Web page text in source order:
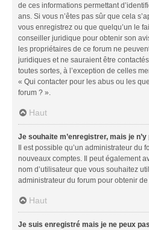
de ces informations permettant
ans. Si vous n’êtes pas sûr que cela
vous enregistrez ou que quelqu’un le
conseiller juridique pour obtenir son
les propriétaires de ce forum ne
juridiques et ne sauraient être
toutes sortes, à l’exception de celles
« Qui contacter pour les abus ou les
forum ? ».
Haut
Je souhaite m’enregistrer, mais je
Il est possible qu’un administrateur du
nouveaux comptes. Il peut également
nom d’utilisateur que vous souhaitez
administrateur du forum pour obtenir de
Haut
Je suis enregistré mais je ne peux